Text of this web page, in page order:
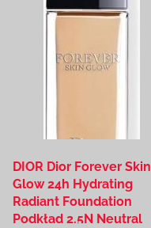
DIOR Dior Forever Skin
Glow 24h Hydrating
Radiant Foundation
Podkład 2.5N Neutral